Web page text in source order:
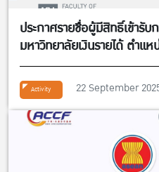
ประกาศรายชื่อผู้มีสิทธิ์เข้ารั
มหาวิทยาลัยเงินรายได้ ตำแห
จำนวน 1 อัตรา สังกัดศูนย์กิ
เศรษฐศาสตร์
Activity 22 September